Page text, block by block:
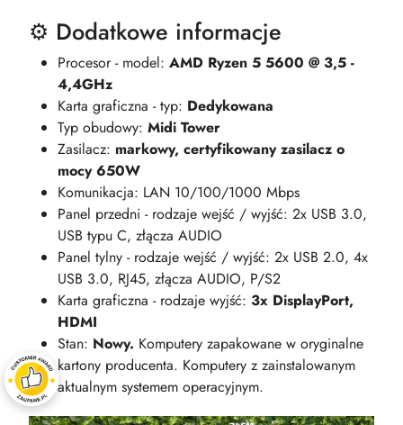
⚙️ Dodatkowe informacje
Procesor - model: AMD Ryzen 5 5600 @ 3,5 -
4,4GHz
Karta graficzna - typ: Dedykowana
Typ obudowy: Midi Tower
Zasilacz: markowy, certyfikowany zasilacz o
mocy 650W
Komunikacja: LAN 10/100/1000 Mbps
Panel przedni - rodzaje wejść / wyjść: 2x USB 3.0,
USB typu C, złącza AUDIO
Panel tylny - rodzaje wejść / wyjść: 2x USB 2.0, 4x
USB 3.0, RJ45, złącza AUDIO, P/S2
Karta graficzna - rodzaje wyjść: 3x DisplayPort,
HDMI
Stan: Nowy. Komputery zapakowane w oryginalne
kartony producenta. Komputery z zainstalowanym
aktualnym systemem operacyjnym.